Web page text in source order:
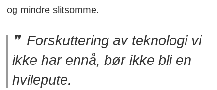
og mindre slitsomme.
Forskuttering av teknologi vi
ikke har ennå, bør ikke bli en
hvilepute.